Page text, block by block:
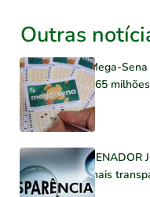
Outras
Mega-
165
SENADOR
mais